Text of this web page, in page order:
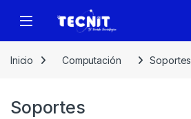
Inicio Computación Soportes
Soportes